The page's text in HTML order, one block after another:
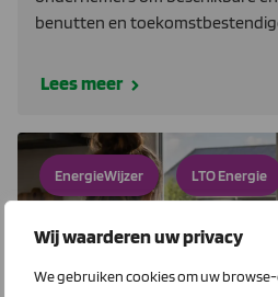
Wij waarderen uw privacy
We gebruiken cookies om uw
benutten en
Lees meer
EnergieWijzer LTO Energie